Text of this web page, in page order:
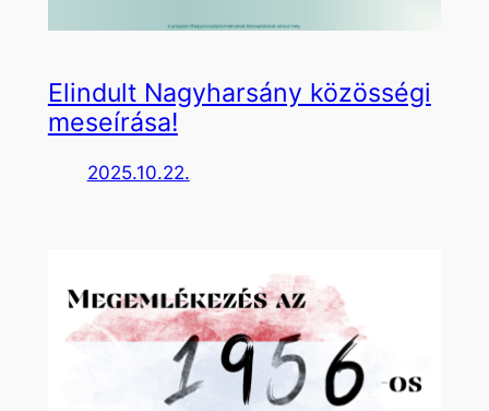
Elindult Nagyharsány közösségi
meseírása!
2025.10.22.